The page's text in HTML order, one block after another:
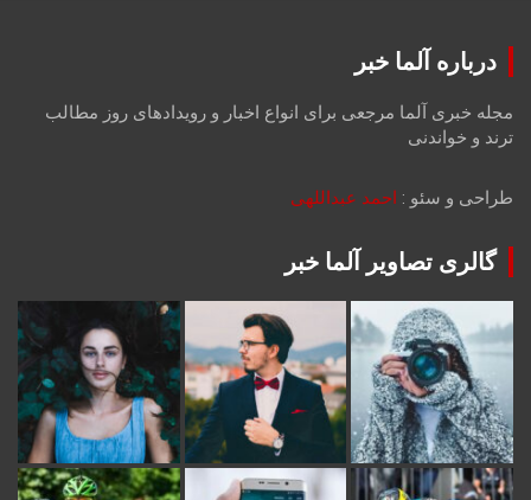
درباره آلما خبر
مجله خبری آلما مرجعی برای انواع اخبار و رویدادهای روز مطالب
ترند و خواندنی
طراحی و سئو : احمد عبداللهی
گالری تصاویر آلما خبر